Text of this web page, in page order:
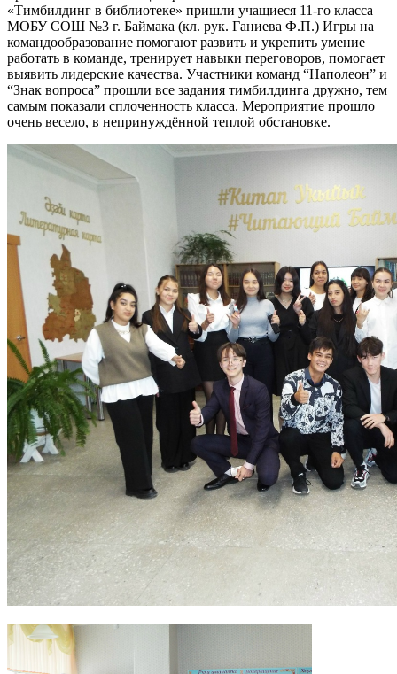
«Тимбилдинг в библиотеке» пришли учащиеся 11-го класса
МОБУ СОШ №3 г. Баймака (кл. рук. Ганиева Ф.П.) Игры на
командообразование помогают развить и укрепить умение
работать в команде, тренирует навыки переговоров, помогает
выявить лидерские качества. Участники команд “Наполеон” и
“Знак вопроса” прошли все задания тимбилдинга дружно, тем
самым показали сплоченность класса. Мероприятие прошло
очень весело, в непринуждённой теплой обстановке.